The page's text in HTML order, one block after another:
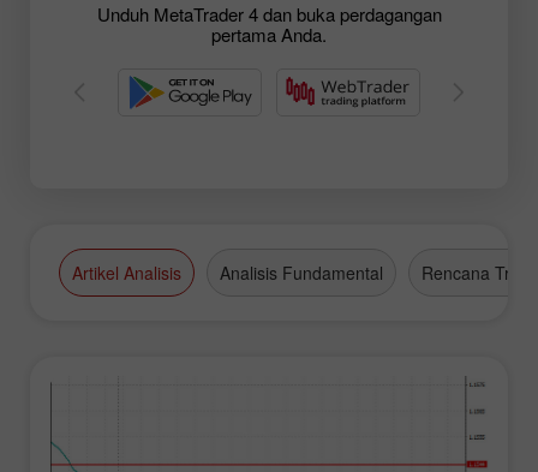
Unduh MetaTrader 4 dan buka perdagangan
pertama Anda.
Artikel Analisis Analisis Fundamental Rencana